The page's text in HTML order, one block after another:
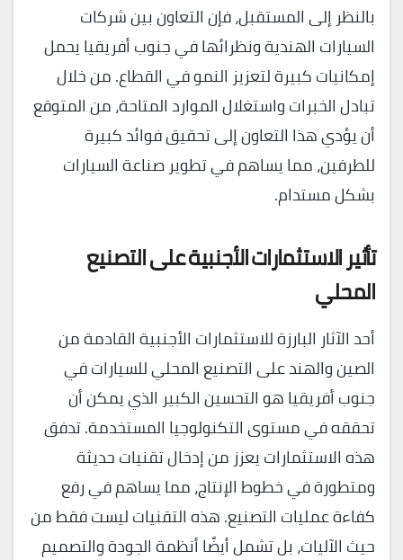
بالنظر إلى المستقبل، فإن التعاون بين شركات
السيارات الهندية ونظرائها في جنوب أفريقيا يحمل
إمكانيات كبيرة لتعزيز النمو في القطاع. من خلال
تبادل الخبرات واستغلال الموارد المتاحة، من المتوقع
أن يؤدي هذا التعاون إلى تحقيق فوائد كبيرة
للطرفين، مما يساهم في تطوير صناعة السيارات
بشكل مستدام.
تأثير الاستثمارات الأجنبية على التصنيع
المحلي
أحد الآثار البارزة للاستثمارات الأجنبية القادمة من
الصين والهند على التصنيع المحلي للسيارات في
جنوب أفريقيا هو التحسين الكبير الذي يمكن أن
تحققه في مستوى التكنولوجيا المستخدمة. تدفق
هذه الاستثمارات يعزز من إدخال تقنيات حديثة
ومتطورة في خطوط الإنتاج، مما يساهم في رفع
كفاءة عمليات التصنيع. هذه التقنيات ليست فقط من
حيث الآليات، بل تشمل أيضًا أنظمة الجودة والتصميم